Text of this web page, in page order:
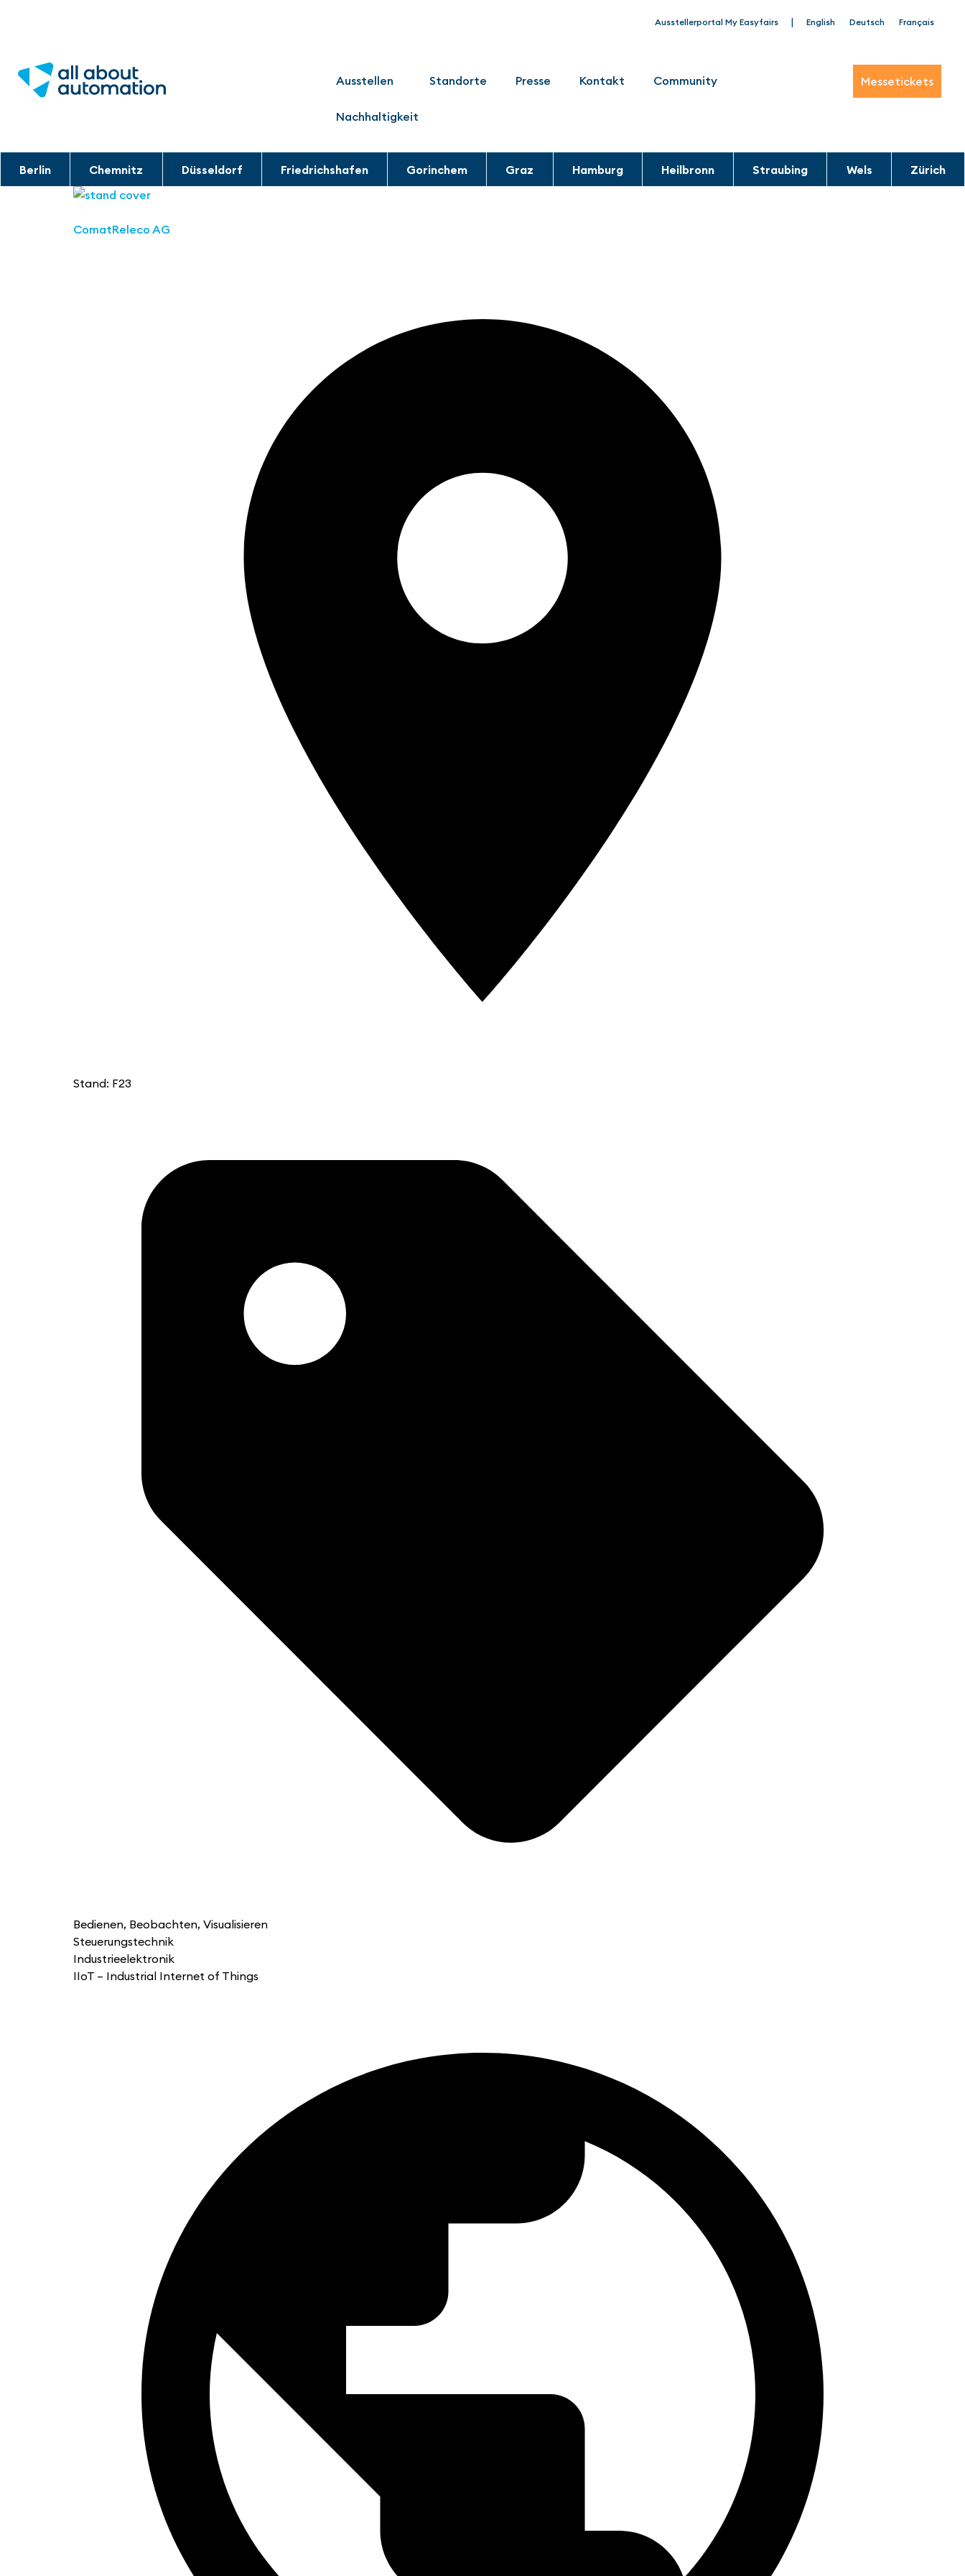
Ausstellerportal My Easyfairs | English Deutsch Français
Ausstellen Standorte Presse Kontakt Community
Nachhaltigkeit
Messetickets
Berlin Chemnitz Düsseldorf Friedrichshafen Gorinchem Graz Hamburg Heilbronn Straubing Wels Zürich
ComatReleco AG
Stand: F23
Bedienen, Beobachten, Visualisieren
Steuerungstechnik
Industrieelektronik
IIoT – Industrial Internet of Things